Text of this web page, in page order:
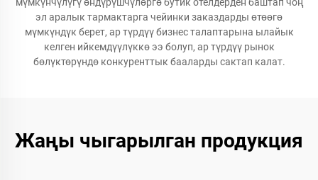
эл аралык тармактарга чейинки заказдарды өтөөгө
мүмкүндүк берет, ар түрдүү бизнес талаптарына ылайык
келген ийкемдүүлүккө ээ болуп, ар түрдүү рынок
бөлүктөрүндө конкуренттык бааларды сактап калат.
Жаңы чыгарылган продукция